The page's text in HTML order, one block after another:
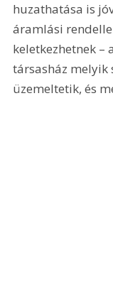
huzathatása is
áramlási
keletkezhetnek –
társasház melyik
üzemeltetik, és